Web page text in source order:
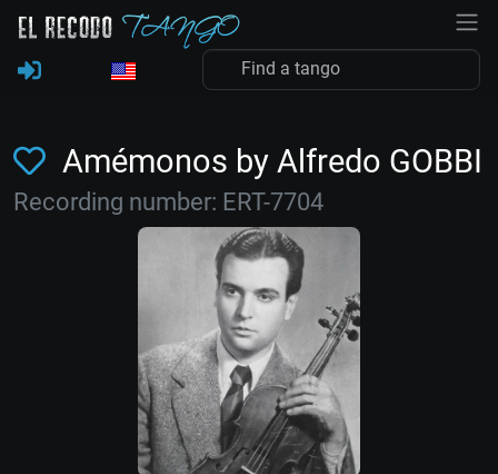
Amémonos by Alfredo GOBBI
Recording number: ERT-7704